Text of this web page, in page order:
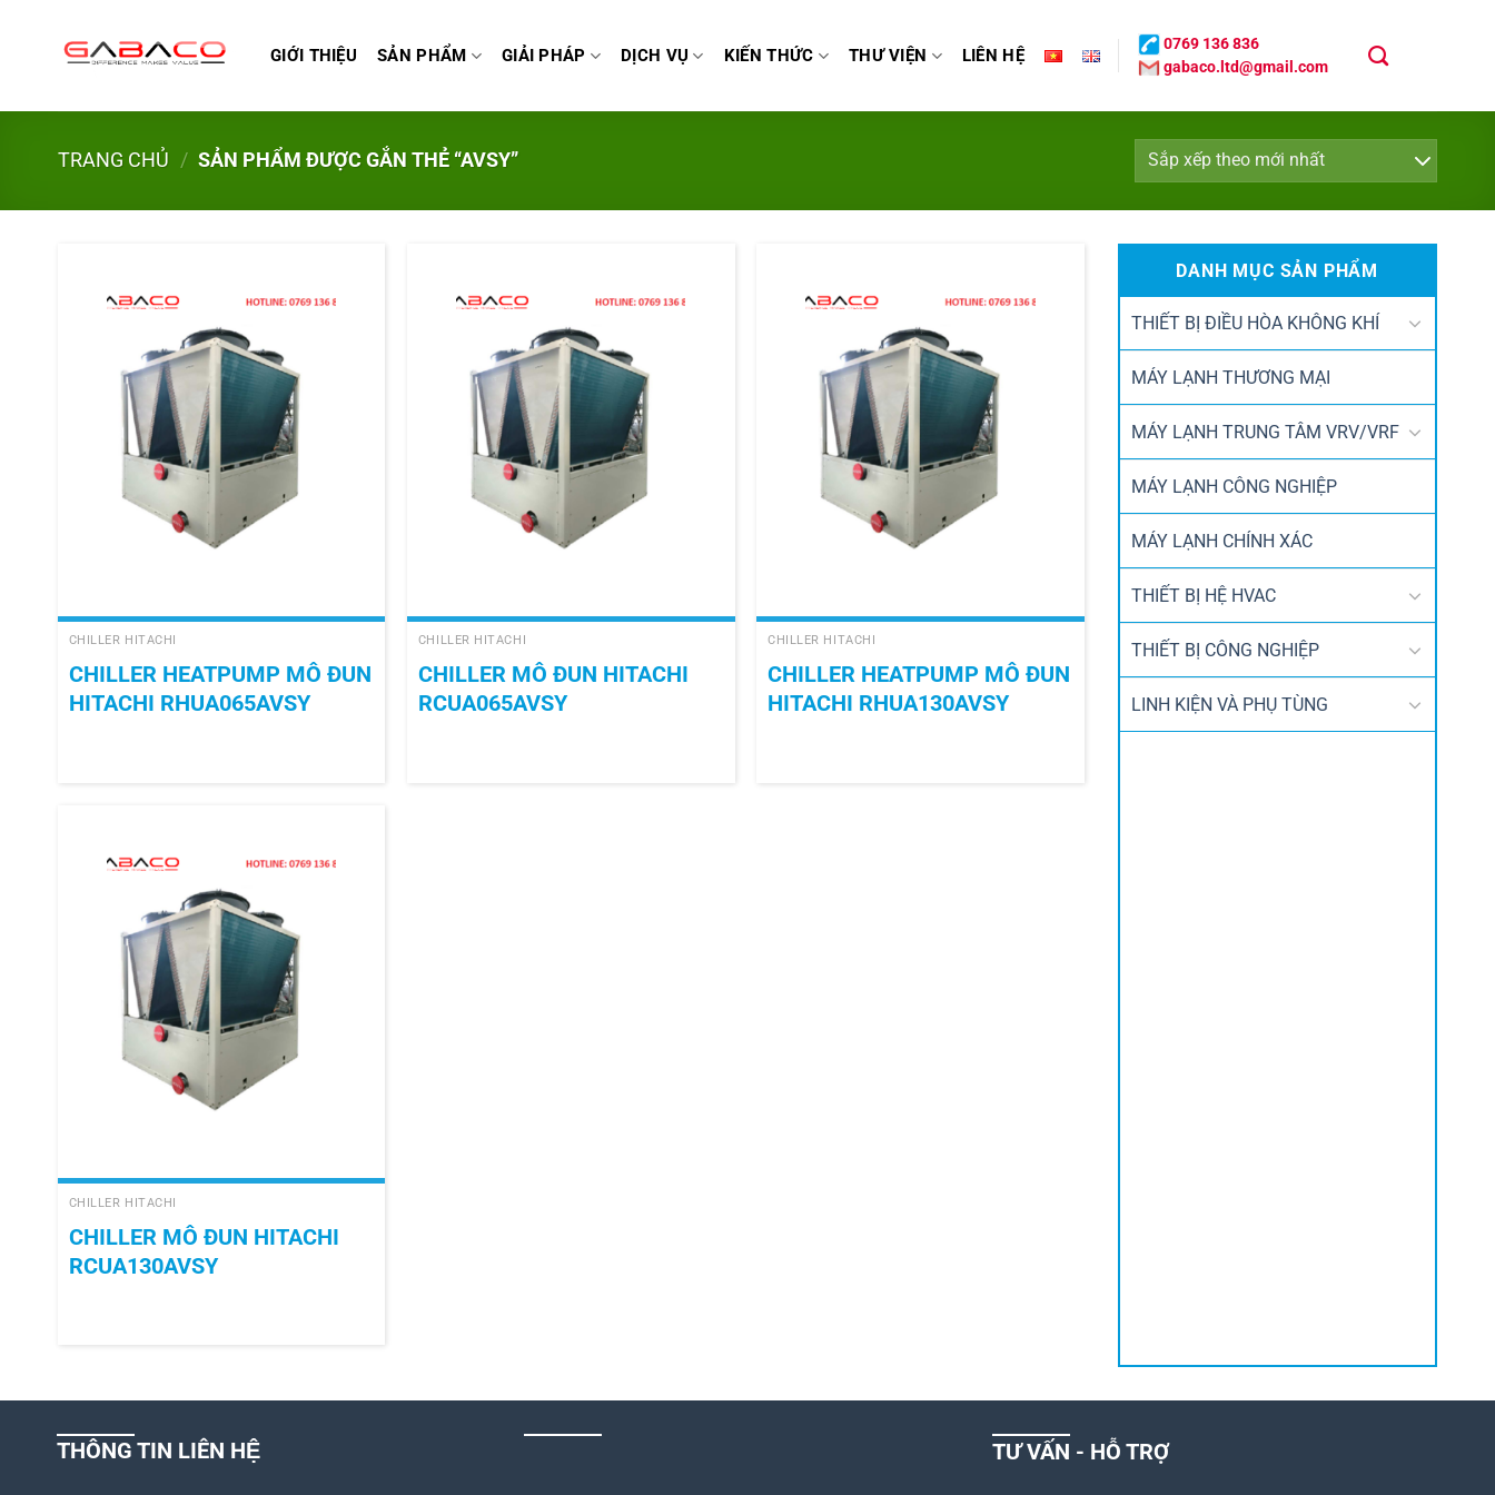
GIỚI THIỆU SẢN PHẨM GIẢI PHÁP DỊCH VỤ KIẾN THỨC THƯ VIỆN LIÊN HỆ
gabaco.ltd@gmail.com
0769 136 836
TRANG CHỦ / SẢN PHẨM ĐƯỢC GẮN THẺ “AVSY”
CHILLER HITACHI
CHILLER HEATPUMP MÔ ĐUN
HITACHI RHUA065AVSY
CHILLER HITACHI
CHILLER MÔ ĐUN HITACHI
RCUA065AVSY
CHILLER HITACHI
CHILLER HEATPUMP MÔ ĐUN
HITACHI RHUA130AVSY
CHILLER HITACHI
CHILLER MÔ ĐUN HITACHI
RCUA130AVSY
DANH MỤC SẢN PHẨM
THIẾT BỊ ĐIỀU HÒA KHÔNG KHÍ
MÁY LẠNH THƯƠNG MẠI
MÁY LẠNH TRUNG TÂM VRV/VRF
MÁY LẠNH CÔNG NGHIỆP
MÁY LẠNH CHÍNH XÁC
THIẾT BỊ HỆ HVAC
THIẾT BỊ CÔNG NGHIỆP
LINH KIỆN VÀ PHỤ TÙNG
THÔNG TIN LIÊN HỆ TƯ VẤN - HỖ TRỢ